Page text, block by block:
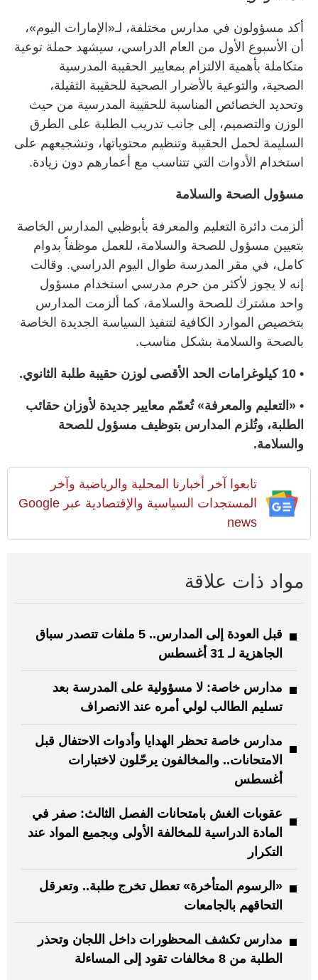
أكد مسؤولون في مدارس مختلفة، لـ«الإمارات اليوم»،
أن الأسبوع الأول من العام الدراسي، سيشهد حملة توعية
متكاملة بأهمية الالتزام بمعايير الحقيبة المدرسية
الصحية، والتوعية بالأضرار الصحية للحقيبة الثقيلة،
وتحديد الخصائص المناسبة للحقيبة المدرسية من حيث
الوزن والتصميم، إلى جانب تدريب الطلبة على الطرق
السليمة لحمل الحقيبة وتنظيم محتوياتها، وتشجيعهم على
استخدام الأدوات التي تتناسب مع أعمارهم دون زيادة.
مسؤول الصحة والسلامة
ألزمت دائرة التعليم والمعرفة بأبوظبي المدارس الخاصة
بتعيين مسؤول للصحة والسلامة، للعمل موظفاً بدوام
كامل، في مقر المدرسة طوال اليوم الدراسي. وقالت
إنه لا يجوز لأكثر من حرم مدرسي استخدام مسؤول
واحد مشترك للصحة والسلامة، كما ألزمت المدارس
بتخصيص الموارد الكافية لتنفيذ السياسة الجديدة الخاصة
بالصحة والسلامة بشكل مناسب.
• 10 كيلوغرامات الحد الأقصى لوزن حقيبة طلبة الثانوي.
• «التعليم والمعرفة» تُعمّم معايير جديدة لأوزان حقائب
الطلبة، وتُلزم المدارس بتوظيف مسؤول للصحة
والسلامة.
تابعوا آخر أخبارنا المحلية والرياضية وآخر
المستجدات السياسية والإقتصادية عبر Google
news
مواد ذات علاقة
قبل العودة إلى المدارس.. 5 ملفات تتصدر سباق
الجاهزية لـ 31 أغسطس
مدارس خاصة: لا مسؤولية على المدرسة بعد
تسليم الطالب لولي أمره عند الانصراف
مدارس خاصة تحظر الهدايا وأدوات الاحتفال قبل
الامتحانات.. والمخالفون يرحّلون لاختبارات
أغسطس
عقوبات الغش بامتحانات الفصل الثالث: صفر في
المادة الدراسية للمخالفة الأولى وبجميع المواد عند
التكرار
«الرسوم المتأخرة» تعطل تخرج طلبة.. وتعرقل
التحاقهم بالجامعات
مدارس تكشف المحظورات داخل اللجان وتحذر
الطلبة من 8 مخالفات تقود إلى المساءلة